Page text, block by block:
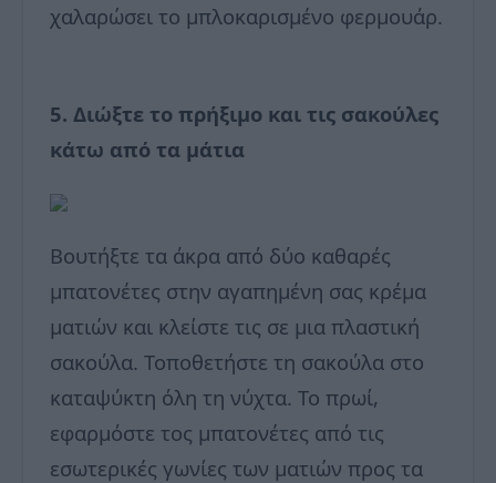
χαλαρώσει το μπλοκαρισμένο φερμουάρ.
5. Διώξτε το πρήξιμο και τις σακούλες
κάτω από τα μάτια
Βουτήξτε τα άκρα από δύο καθαρές
μπατονέτες στην αγαπημένη σας κρέμα
ματιών και κλείστε τις σε μια πλαστική
σακούλα. Τοποθετήστε τη σακούλα στο
καταψύκτη όλη τη νύχτα. Το πρωί,
εφαρμόστε τος μπατονέτες από τις
εσωτερικές γωνίες των ματιών προς τα